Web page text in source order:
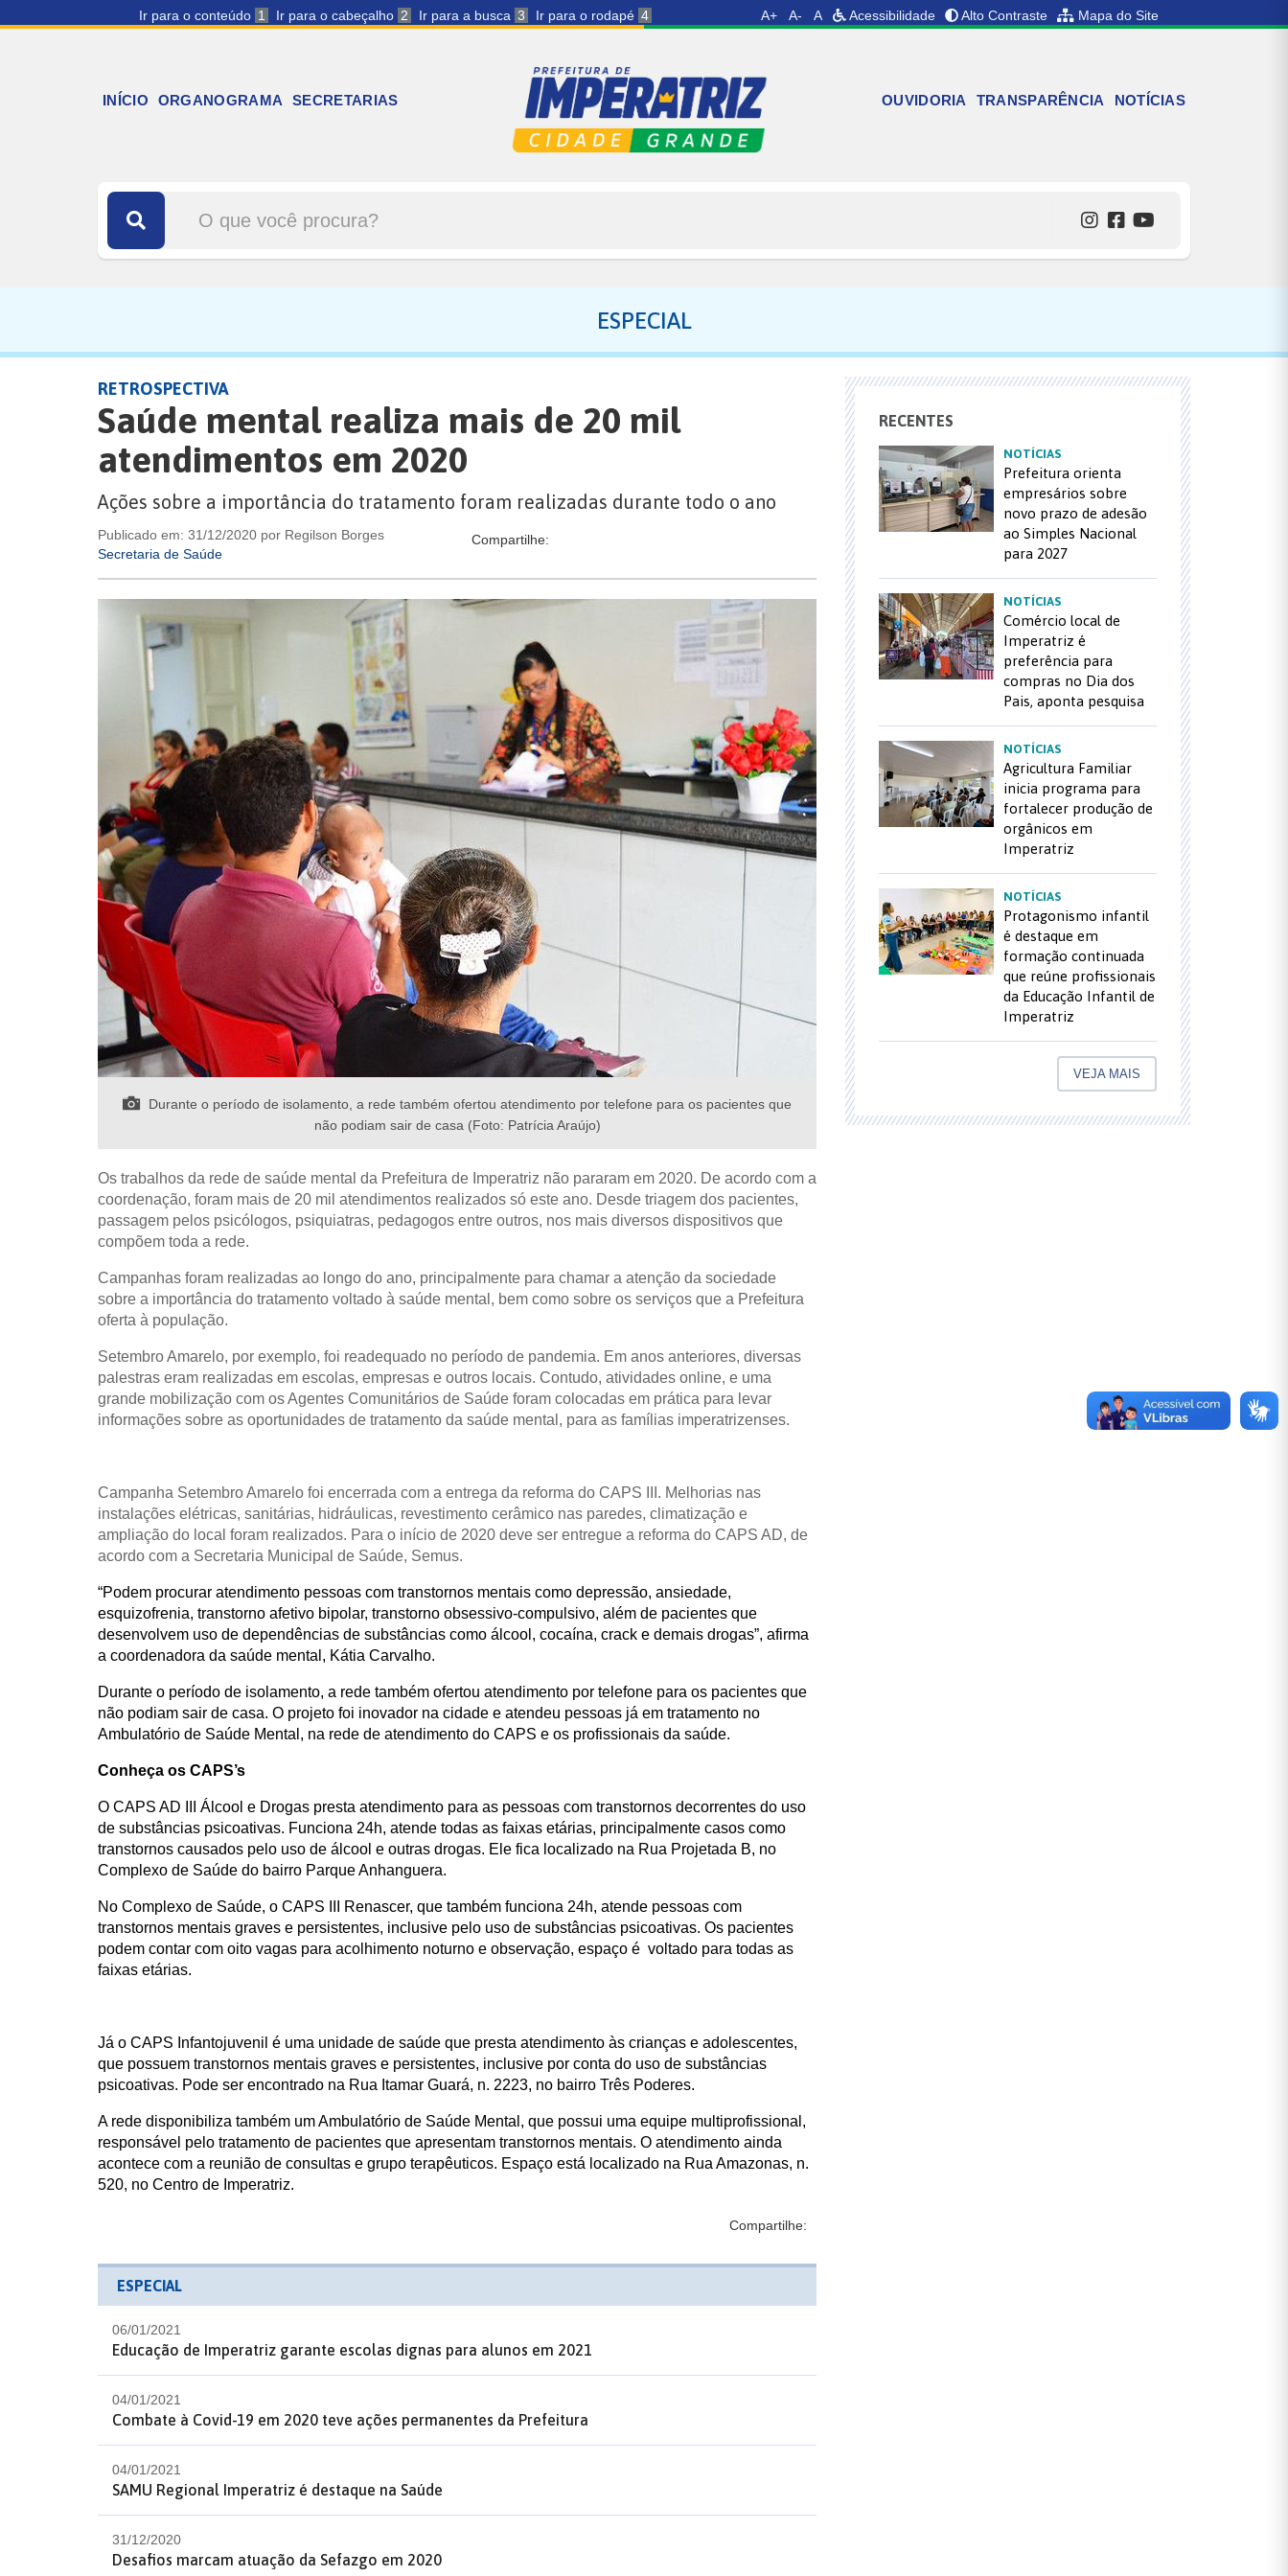
Ir para o conteúdo 1 Ir para o cabeçalho 2 Ir para a busca 3 Ir para o rodapé 4 A+ A- A Acessibilidade Alto Contraste Mapa do Site
INÍCIO ORGANOGRAMA SECRETARIAS OUVIDORIA TRANSPARÊNCIA NOTÍCIAS
ESPECIAL
RETROSPECTIVA
Saúde mental realiza mais de 20 mil
atendimentos em 2020
Ações sobre a importância do tratamento foram realizadas durante todo o ano
Publicado em: 31/12/2020 por Regilson Borges
Secretaria de Saúde
Compartilhe:
Durante o período de isolamento, a rede também ofertou atendimento por telefone para os pacientes que
não podiam sair de casa (Foto: Patrícia Araújo)
Os trabalhos da rede de saúde mental da Prefeitura de Imperatriz não pararam em 2020. De acordo com a
coordenação, foram mais de 20 mil atendimentos realizados só este ano. Desde triagem dos pacientes,
passagem pelos psicólogos, psiquiatras, pedagogos entre outros, nos mais diversos dispositivos que
compõem toda a rede.
Campanhas foram realizadas ao longo do ano, principalmente para chamar a atenção da sociedade
sobre a importância do tratamento voltado à saúde mental, bem como sobre os serviços que a Prefeitura
oferta à população.
Setembro Amarelo, por exemplo, foi readequado no período de pandemia. Em anos anteriores, diversas
palestras eram realizadas em escolas, empresas e outros locais. Contudo, atividades online, e uma
grande mobilização com os Agentes Comunitários de Saúde foram colocadas em prática para levar
informações sobre as oportunidades de tratamento da saúde mental, para as famílias imperatrizenses.
Campanha Setembro Amarelo foi encerrada com a entrega da reforma do CAPS III. Melhorias nas
instalações elétricas, sanitárias, hidráulicas, revestimento cerâmico nas paredes, climatização e
ampliação do local foram realizados. Para o início de 2020 deve ser entregue a reforma do CAPS AD, de
acordo com a Secretaria Municipal de Saúde, Semus.
“Podem procurar atendimento pessoas com transtornos mentais como depressão, ansiedade,
esquizofrenia, transtorno afetivo bipolar, transtorno obsessivo-compulsivo, além de pacientes que
desenvolvem uso de dependências de substâncias como álcool, cocaína, crack e demais drogas”, afirma
a coordenadora da saúde mental, Kátia Carvalho.
Durante o período de isolamento, a rede também ofertou atendimento por telefone para os pacientes que
não podiam sair de casa. O projeto foi inovador na cidade e atendeu pessoas já em tratamento no
Ambulatório de Saúde Mental, na rede de atendimento do CAPS e os profissionais da saúde.
Conheça os CAPS’s
O CAPS AD III Álcool e Drogas presta atendimento para as pessoas com transtornos decorrentes do uso
de substâncias psicoativas. Funciona 24h, atende todas as faixas etárias, principalmente casos como
transtornos causados pelo uso de álcool e outras drogas. Ele fica localizado na Rua Projetada B, no
Complexo de Saúde do bairro Parque Anhanguera.
No Complexo de Saúde, o CAPS III Renascer, que também funciona 24h, atende pessoas com
transtornos mentais graves e persistentes, inclusive pelo uso de substâncias psicoativas. Os pacientes
podem contar com oito vagas para acolhimento noturno e observação, espaço é voltado para todas as
faixas etárias.
Já o CAPS Infantojuvenil é uma unidade de saúde que presta atendimento às crianças e adolescentes,
que possuem transtornos mentais graves e persistentes, inclusive por conta do uso de substâncias
psicoativas. Pode ser encontrado na Rua Itamar Guará, n. 2223, no bairro Três Poderes.
A rede disponibiliza também um Ambulatório de Saúde Mental, que possui uma equipe multiprofissional,
responsável pelo tratamento de pacientes que apresentam transtornos mentais. O atendimento ainda
acontece com a reunião de consultas e grupo terapêuticos. Espaço está localizado na Rua Amazonas, n.
520, no Centro de Imperatriz.
Compartilhe:
ESPECIAL
06/01/2021
Educação de Imperatriz garante escolas dignas para alunos em 2021
04/01/2021
Combate à Covid-19 em 2020 teve ações permanentes da Prefeitura
04/01/2021
SAMU Regional Imperatriz é destaque na Saúde
31/12/2020
Desafios marcam atuação da Sefazgo em 2020
RECENTES
NOTÍCIAS
Prefeitura orienta
empresários sobre
novo prazo de adesão
ao Simples Nacional
para 2027
NOTÍCIAS
Comércio local de
Imperatriz é
preferência para
compras no Dia dos
Pais, aponta pesquisa
NOTÍCIAS
Agricultura Familiar
inicia programa para
fortalecer produção de
orgânicos em
Imperatriz
NOTÍCIAS
Protagonismo infantil
é destaque em
formação continuada
que reúne profissionais
da Educação Infantil de
Imperatriz
VEJA MAIS